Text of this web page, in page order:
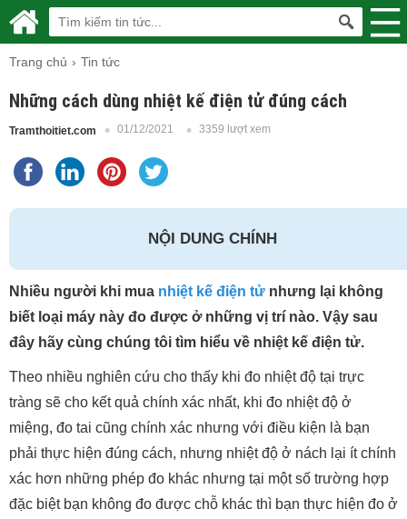
Trang chủ Tin tức
Những cách dùng nhiệt kế điện tử đúng cách
Tramthoitiet.com 01/12/2021 3359 lượt xem
NỘI DUNG CHÍNH
Nhiều người khi mua nhiệt kế điện tử nhưng lại không
biết loại máy này đo được ở những vị trí nào. Vậy sau
đây hãy cùng chúng tôi tìm hiểu về nhiệt kế điện tử.
Theo nhiều nghiên cứu cho thấy khi đo nhiệt độ tại trực
tràng sẽ cho kết quả chính xác nhất, khi đo nhiệt độ ở
miệng, đo tai cũng chính xác nhưng với điều kiện là bạn
phải thực hiện đúng cách, nhưng nhiệt độ ở nách lại ít chính
xác hơn những phép đo khác nhưng tại một số trường hợp
đặc biệt bạn không đo được chỗ khác thì bạn thực hiện đo ở